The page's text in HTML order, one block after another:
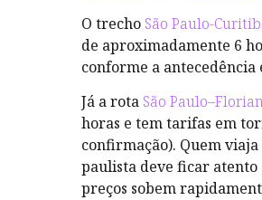
O trecho São Paulo-
de aproximadamente 6
conforme a antecedência
Já a rota São
horas e tem tarifas em
confirmação). Quem viaja
paulista deve ficar atento
preços sobem